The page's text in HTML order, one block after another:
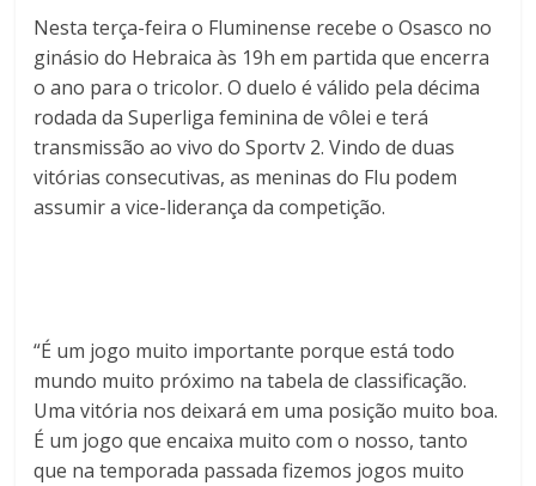
Nesta terça-feira o Fluminense recebe o Osasco no
ginásio do Hebraica às 19h em partida que encerra
o ano para o tricolor. O duelo é válido pela décima
rodada da Superliga feminina de vôlei e terá
transmissão ao vivo do Sportv 2. Vindo de duas
vitórias consecutivas, as meninas do Flu podem
assumir a vice-liderança da competição.
“É um jogo muito importante porque está todo
mundo muito próximo na tabela de classificação.
Uma vitória nos deixará em uma posição muito boa.
É um jogo que encaixa muito com o nosso, tanto
que na temporada passada fizemos jogos muito